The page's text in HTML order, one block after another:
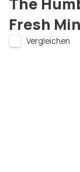
Fresh
Vergleichen